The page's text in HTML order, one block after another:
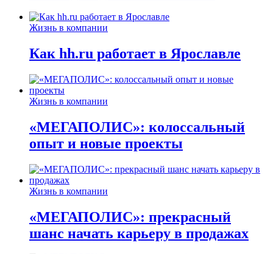
Жизнь в компании
Как hh.ru работает в Ярославле
Жизнь в компании
«МЕГАПОЛИС»: колоссальный
опыт и новые проекты
Жизнь в компании
«МЕГАПОЛИС»: прекрасный
шанс начать карьеру в продажах